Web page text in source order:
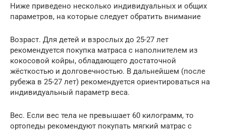
Ниже приведено несколько индивидуальных и общих
параметров, на которые следует обратить внимание
Возраст. Для детей и взрослых до 25-27 лет
рекомендуется покупка матраса с наполнителем из
кокосовой койры, обладающего достаточной
жёсткостью и долговечностью. В дальнейшем (после
рубежа в 25-27 лет) рекомендуется ориентироваться на
индивидуальный параметр веса.
Вес. Если вес тела не превышает 60 килограмм, то
ортопеды рекомендуют покупать мягкий матрас с